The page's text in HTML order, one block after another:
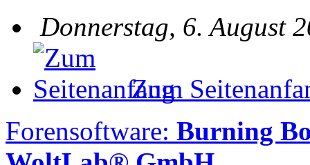
Donnerstag, 6. August
Zum
Forensoftware: Burning